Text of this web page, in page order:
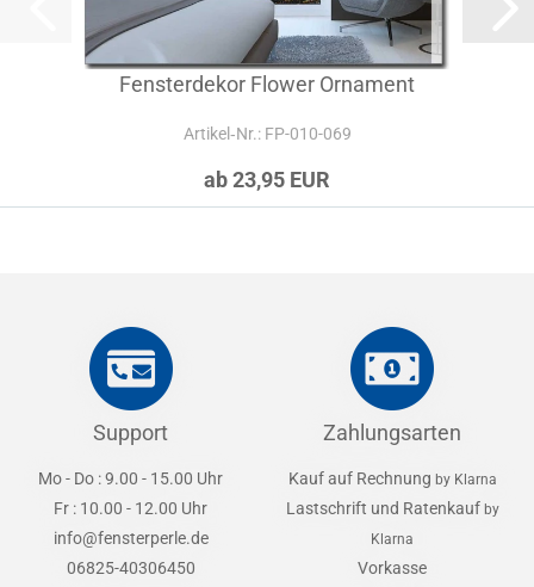
Fensterdekor Flower Ornament
Artikel‑Nr.: FP-010-069
ab 23,95 EUR
Support
Mo - Do : 9.00 - 15.00 Uhr
Fr : 10.00 - 12.00 Uhr
info@fensterperle.de
06825-40306450
Zahlungsarten
Kauf auf Rechnung by Klarna
Lastschrift und Ratenkauf by
Klarna
Vorkasse